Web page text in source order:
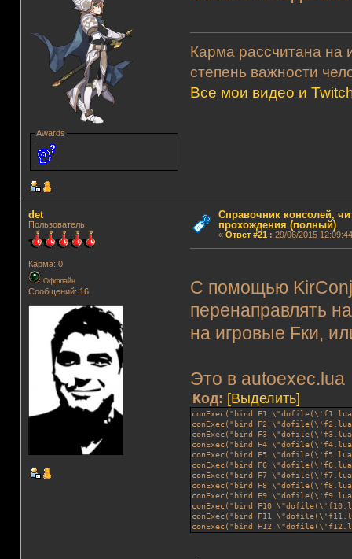
Awards
Карма рассчитана на
степень важности
Все мои видео и
det
Пользователь
Карма: 0
Оффлайн
Сообщений: 16
Справочник консолей,
прохождения (полный)
« Ответ #21 : 29/06/2015
С помощью
перенаправлять
на игровые Fки,
Это в autoexec.lua
Код: [Выделить]
conExec("bind F1
conExec("bind F2
conExec("bind F3
conExec("bind F4
conExec("bind F5
conExec("bind F6
conExec("bind F7
conExec("bind F8
conExec("bind F9
conExec("bind F10
conExec("bind F11
conExec("bind F12